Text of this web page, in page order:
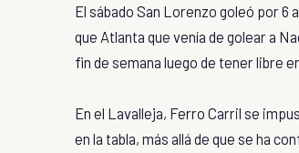
El sábado San Lorenzo goleó por 6
que Atlanta que venía de golear a
fin de semana luego de tener libre en
En el Lavalleja, Ferro Carril se
en la tabla, más allá de que se ha